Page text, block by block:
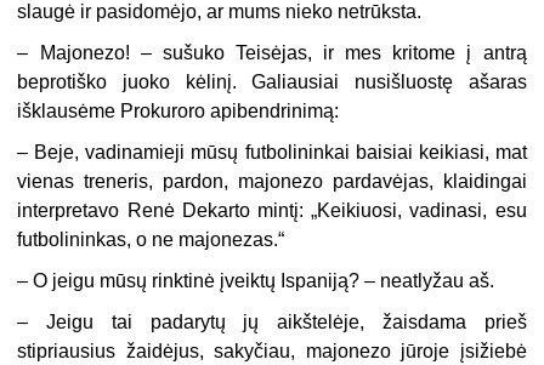
slaugė ir pasidomėjo, ar mums nieko netrūksta.
– Majonezo! – sušuko Teisėjas, ir mes kritome į antrą
beprotiško juoko kėlinį. Galiausiai nusišluostę ašaras
išklausėme Prokuroro apibendrinimą:
– Beje, vadinamieji mūsų futbolininkai baisiai keikiasi, mat
vienas treneris, pardon, majonezo pardavėjas, klaidingai
interpretavo Renė Dekarto mintį: „Keikiuosi, vadinasi, esu
futbolininkas, o ne majonezas.“
– O jeigu mūsų rinktinė įveiktų Ispaniją? – neatlyžau aš.
– Jeigu tai padarytų jų aikštelėje, žaisdama prieš
stipriausius žaidėjus, sakyčiau, majonezo jūroje įsižiebė